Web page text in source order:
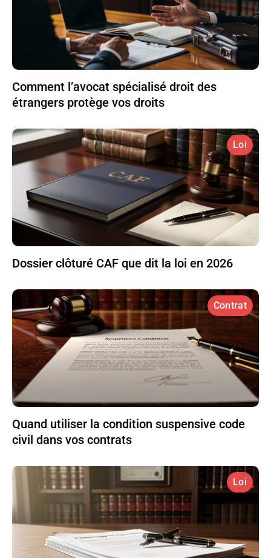
Comment l’avocat spécialisé droit des
étrangers protège vos droits
Loi
Dossier clôturé CAF que dit la loi en 2026
Contrat
Quand utiliser la condition suspensive code
civil dans vos contrats
Loi